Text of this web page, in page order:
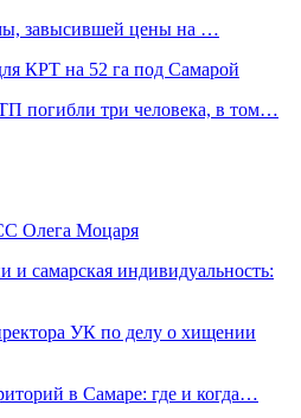
завысившей цены на …
КРТ на 52 га под Самарой
погибли три человека, в том…
Олега Моцаря
и самарская индивидуальность:
УК по делу о хищении
в Самаре: где и когда…